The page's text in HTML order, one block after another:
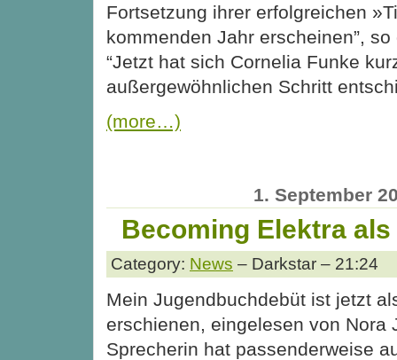
Fortsetzung ihrer erfolgreichen
kommenden Jahr erscheinen”,
“Jetzt hat sich Cornelia Funke
außergewöhnlichen Schritt
(more…)
1. September
Becoming Elektra
Category: News – Darkstar – 21:24
Mein Jugendbuchdebüt ist jetzt
erschienen, eingelesen von Nora
Sprecherin hat passenderweise